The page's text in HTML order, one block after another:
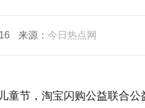
来源： 今日热点网
童节，淘宝闪购公益联合